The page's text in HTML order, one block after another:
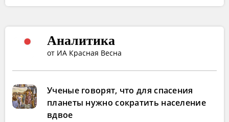
Аналитика
от ИА Красная Весна
Ученые говорят, что для спасения
планеты нужно сократить население
вдвое